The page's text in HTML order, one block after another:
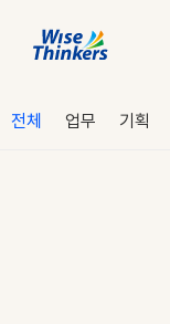
전체 업무 기획